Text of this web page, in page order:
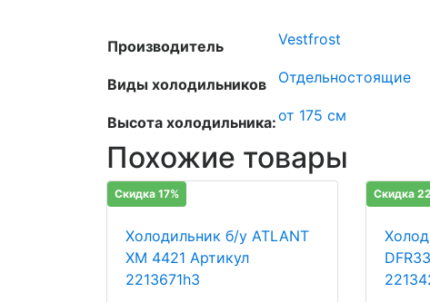
Производитель Vestfrost
Виды холодильников Отдельностоящие
Высота холодильника:от 175 см
Похожие товары
Скидка 17%
Холодильник б/у ATLANT
ХМ 4421 Артикул
2213671h3
Скидка